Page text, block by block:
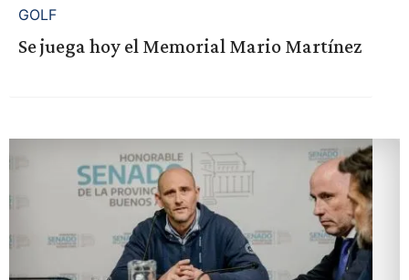
GOLF
Se juega hoy el Memorial Mario Martínez